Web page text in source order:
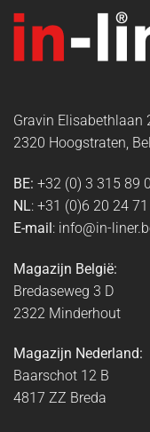
Gravin Elisabethlaan
2320 Hoogstraten,
BE: +32 (0) 3 315 89
NL: +31 (0)6 20 24 71
E-mail: info@in-
Magazijn België:
Bredaseweg 3 D
2322 Minderhout
Magazijn Nederland:
Baarschot 12 B
4817 ZZ Breda